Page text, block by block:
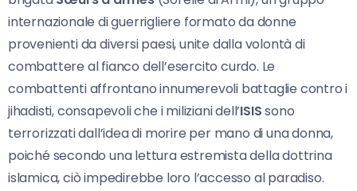
internazionale di guerrigliere formato da donne
provenienti da diversi paesi, unite dalla volontà di
combattere al fianco dell’esercito curdo. Le
combattenti affrontano innumerevoli battaglie contro i
jihadisti, consapevoli che i miliziani dell’ISISsono
terrorizzati dall’idea di morire per mano di una donna,
poiché secondo una lettura estremista della dottrina
islamica, ciò impedirebbe loro l’accesso al paradiso.